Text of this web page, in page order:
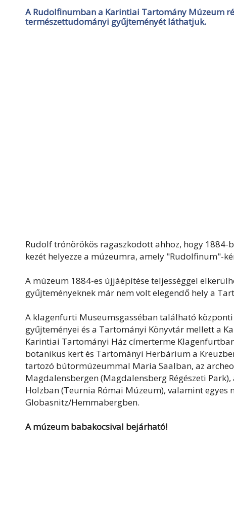
A Rudolfinumban a Karintiai Tartomány Múzeum
természettudományi gyűjteményét láthatjuk.
Rudolf trónörökös ragaszkodott ahhoz, hogy 1884-
kezét helyezze a múzeumra, amely "Rudolfinum"-
A múzeum 1884-es újjáépítése teljességgel
gyűjteményeknek már nem volt elegendő hely a
A klagenfurti Museumsgasséban található
gyűjteményei és a Tartományi Könyvtár mellett a
Karintiai Tartományi Ház címerterme
botanikus kert és Tartományi Herbárium a
tartozó bútormúzeummal Maria Saalban, az
Magdalensbergen (Magdalensberg Régészeti
Holzban (Teurnia Római Múzeum), valamint
Globasnitz/Hemmabergben.
A múzeum babakocsival bejárható!